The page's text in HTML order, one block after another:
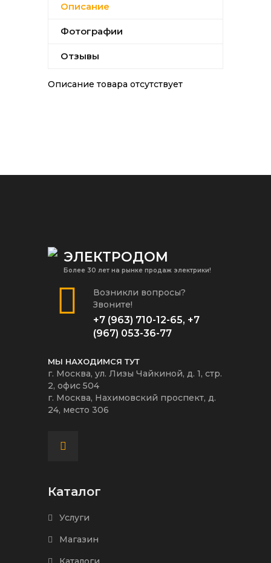
Описание
Фотографии
Отзывы
Описание товара отсутствует
ЭЛЕКТРОДОМ
Более 30 лет на рынке продаж электрики!
Возникли вопросы?
Звоните!
+7 (963) 710-12-65, +7
(967) 053-36-77
МЫ НАХОДИМСЯ ТУТ
г. Москва, ул. Лизы Чайкиной, д. 1, стр.
2, офис 504
г. Москва, Нахимовский проспект, д.
24, место 306
Каталог
Услуги
Магазин